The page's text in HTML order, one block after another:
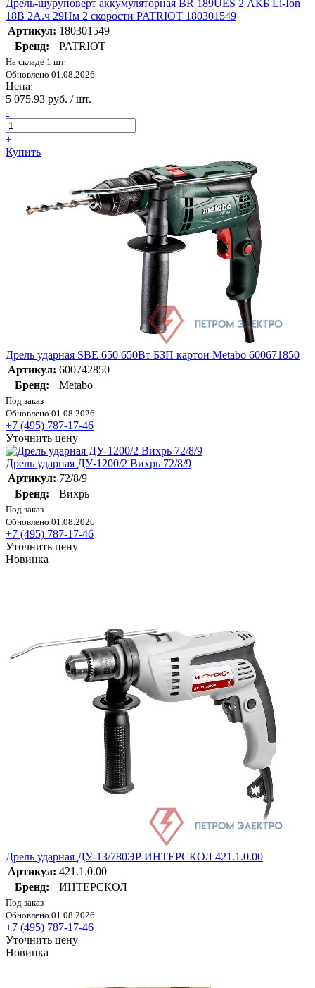
Дрель-шуруповерт аккумуляторная BR 189UES 2 АКБ Li-Ion
18В 2А.ч 29Нм 2 скорости PATRIOT 180301549
Артикул: 180301549
Бренд:
PATRIOT
На складе 1 шт.
Обновлено 01.08.2026
Цена:
5 075.93 руб. / шт.
-
+
Купить
Дрель ударная SBE 650 650Вт БЗП картон Metabo 600671850
Артикул: 600742850
Бренд:
Metabo
Под заказ
Обновлено 01.08.2026
+7 (495) 787-17-46
Уточнить цену
Дрель ударная ДУ-1200/2 Вихрь 72/8/9
Артикул: 72/8/9
Бренд:
Вихрь
Под заказ
Обновлено 01.08.2026
+7 (495) 787-17-46
Уточнить цену
Новинка
Дрель ударная ДУ-13/780ЭР ИНТЕРСКОЛ 421.1.0.00
Артикул: 421.1.0.00
Бренд:
ИНТЕРСКОЛ
Под заказ
Обновлено 01.08.2026
+7 (495) 787-17-46
Уточнить цену
Новинка